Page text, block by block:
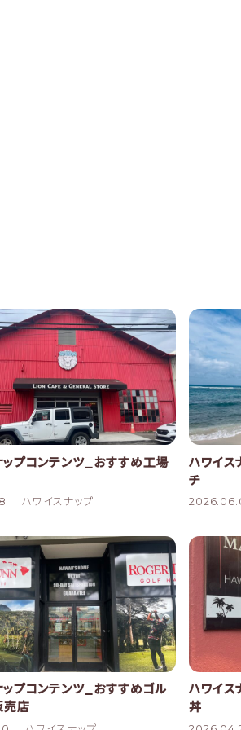
ップコンテンツ_おすすめ工場
ハワイスナップ
ハワイス
チ
ップコンテンツ_おすすめゴル
売店
ハワイス
丼